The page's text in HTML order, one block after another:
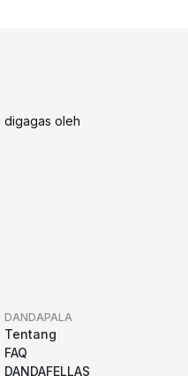
digagas oleh
DANDAPALA
Tentang
FAQ
DANDAFELLAS